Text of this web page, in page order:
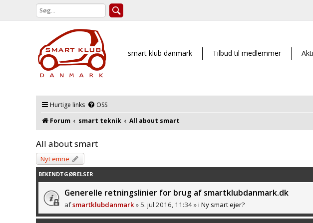
smart klub danmark Tilbud til medlemmer
Hurtige links OSS
Forum
smart teknik All about smart
All about smart
Nyt emne
BEKENDTGØRELSER
Generelle retningslinier for brug af smartklubdanmark.dk
afsmartklubdanmark » 5. jul 2016, 11:34 » i Ny smart ejer?